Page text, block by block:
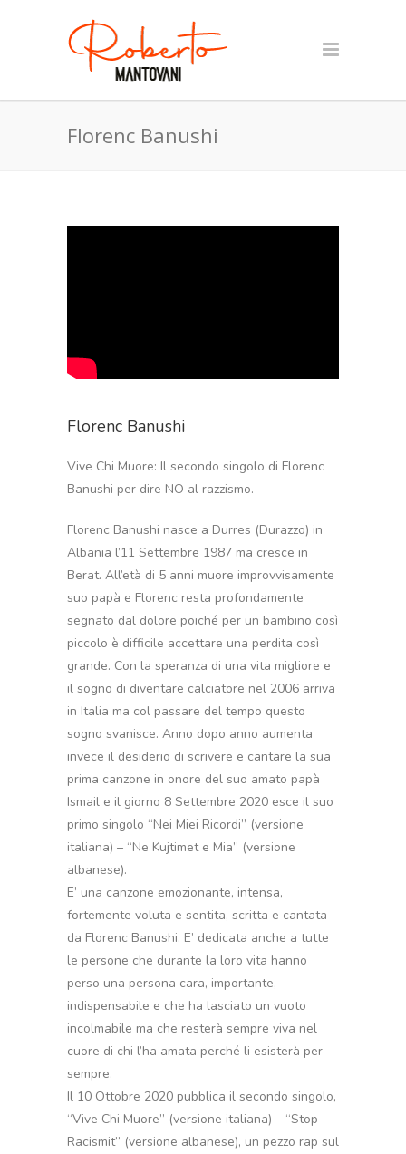
Florenc Banushi
Florenc Banushi
Vive Chi Muore: Il secondo singolo di Florenc
Banushi per dire NO al razzismo.
Florenc Banushi nasce a Durres (Durazzo) in
Albania l’11 Settembre 1987 ma cresce in
Berat. All’età di 5 anni muore improvvisamente
suo papà e Florenc resta profondamente
segnato dal dolore poiché per un bambino così
piccolo è difficile accettare una perdita così
grande. Con la speranza di una vita migliore e
il sogno di diventare calciatore nel 2006 arriva
in Italia ma col passare del tempo questo
sogno svanisce. Anno dopo anno aumenta
invece il desiderio di scrivere e cantare la sua
prima canzone in onore del suo amato papà
Ismail e il giorno 8 Settembre 2020 esce il suo
primo singolo “Nei Miei Ricordi” (versione
italiana) – “Ne Kujtimet e Mia” (versione
albanese).
E’ una canzone emozionante, intensa,
fortemente voluta e sentita, scritta e cantata
da Florenc Banushi. E’ dedicata anche a tutte
le persone che durante la loro vita hanno
perso una persona cara, importante,
indispensabile e che ha lasciato un vuoto
incolmabile ma che resterà sempre viva nel
cuore di chi l’ha amata perché li esisterà per
sempre.
Il 10 Ottobre 2020 pubblica il secondo singolo,
“Vive Chi Muore” (versione italiana) – “Stop
Racismit” (versione albanese), un pezzo rap sul